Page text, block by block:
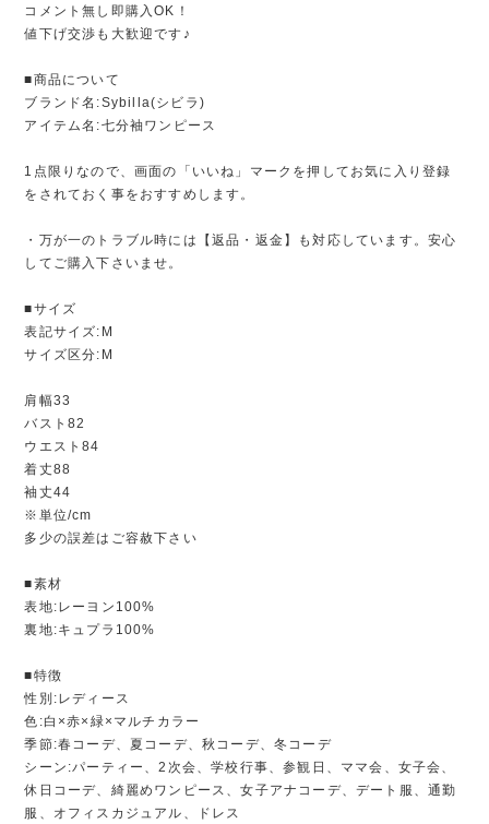
コメント無し即購入OK！
値下げ交渉も大歓迎です♪
■商品について
ブランド名:Sybilla(シビラ)
アイテム名:七分袖ワンピース
1点限りなので、画面の「いいね」マークを押してお気に入り登録
をされておく事をおすすめします。
・万が一のトラブル時には【返品・返金】も対応しています。安心
してご購入下さいませ。
■サイズ
表記サイズ:M
サイズ区分:M
肩幅33
バスト82
ウエスト84
着丈88
袖丈44
※単位/cm
多少の誤差はご容赦下さい
■素材
表地:レーヨン100%
裏地:キュプラ100%
■特徴
性別:レディース
色:白×赤×緑×マルチカラー
季節:春コーデ、夏コーデ、秋コーデ、冬コーデ
シーン:パーティー、2次会、学校行事、参観日、ママ会、女子会、
休日コーデ、綺麗めワンピース、女子アナコーデ、デート服、通勤
服、オフィスカジュアル、ドレス